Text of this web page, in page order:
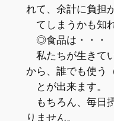
れて、余計に負担
てしまうかも知
◎食品は・・・
私たちが生きて
から、誰でも使う
とが出来ます。
もちろん、毎日
りません。